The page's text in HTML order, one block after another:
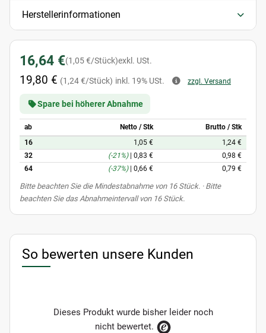
Herstellerinformationen
16,64 €(1,05 €/Stück)exkl. USt.
19,80 € (1,24 €/Stück) inkl. 19% USt. zzgl. Versand
Spare bei höherer Abnahme
ab Netto / Stk
Brutto / Stk
16
1,05 €
1,24 €
32
(-21%) 0,83 €
0,98 €
64
(-37%) 0,66 € 0,79 €
xBitte beachten Sie die Mindestabnahme von 16 Stück. · Bitte
beachten Sie das Abnahmeintervall von 16 Stück.
So bewerten unsere Kunden
Dieses Produkt wurde bisher leider noch
nicht bewertet.